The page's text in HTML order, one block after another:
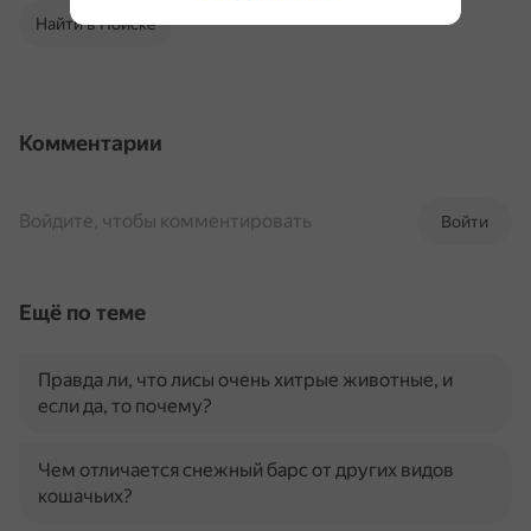
Найти в Поиске
Комментарии
Войти
Войдите, чтобы комментировать
Ещё по теме
Правда ли, что лисы очень хитрые животные, и
если да, то почему?
Чем отличается снежный барс от других видов
кошачьих?